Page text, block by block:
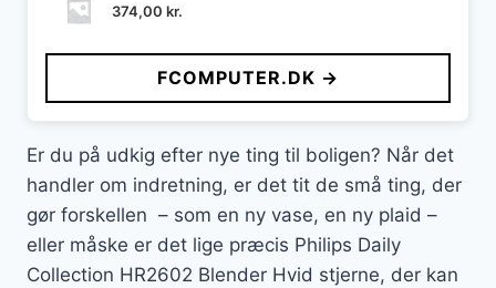
374,00 kr.
FCOMPUTER.DK →
Er du på udkig efter nye ting til boligen? Når det
handler om indretning, er det tit de små ting, der
gør forskellen – som en ny vase, en ny plaid –
eller måske er det lige præcis Philips Daily
Collection HR2602 Blender Hvid stjerne, der kan